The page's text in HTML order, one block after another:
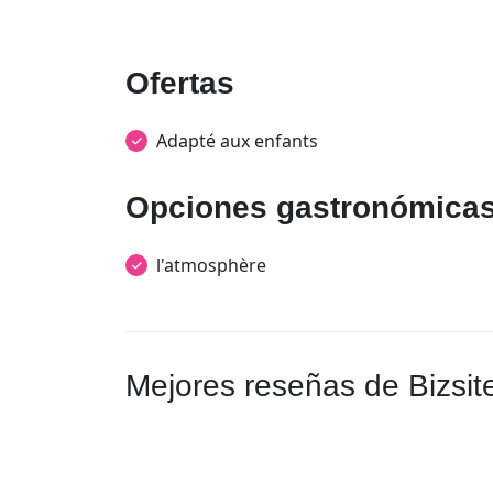
Ofertas
Adapté aux enfants
Opciones
l'atmosphère
Mejores reseñas de